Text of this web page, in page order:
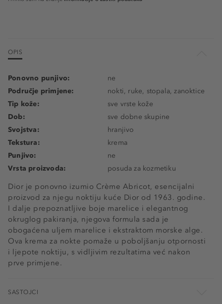
OPIS
Dior je ponovno izumio Crème Abricot, esencijalni
proizvod za njegu noktiju kuće Dior od 1963. godine.
I dalje prepoznatljive boje marelice i elegantnog
okruglog pakiranja, njegova formula sada je
obogaćena uljem marelice i ekstraktom morske alge.
Ova krema za nokte pomaže u poboljšanju otpornosti
i ljepote noktiju, s vidljivim rezultatima već nakon
prve primjene.
Ponovno punjivo:
ne
Područje primjene:
nokti, ruke, stopala, zanoktice
Tip kože:
sve vrste kože
Dob:
sve dobne skupine
Svojstva:
hranjivo
Tekstura:
krema
Punjivo:
ne
Vrsta proizvoda:
posuda za kozmetiku
SASTOJCI